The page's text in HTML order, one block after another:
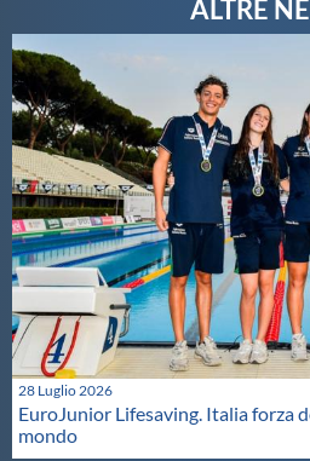
28 Luglio 2026
EuroJunior Lifesaving. Italia forza
mondo